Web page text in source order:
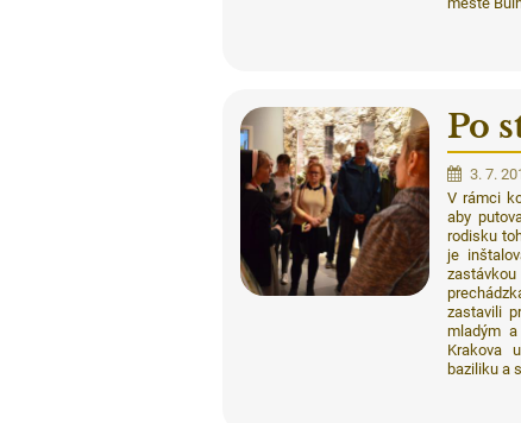
Po
3. 7.
V rámci
aby
rodisku
je
zastavili
mladým
Krakova
baziliku a